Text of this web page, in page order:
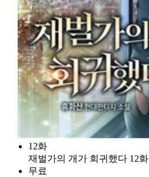
12화
재벌가의 개가 회귀했다 12화
무료